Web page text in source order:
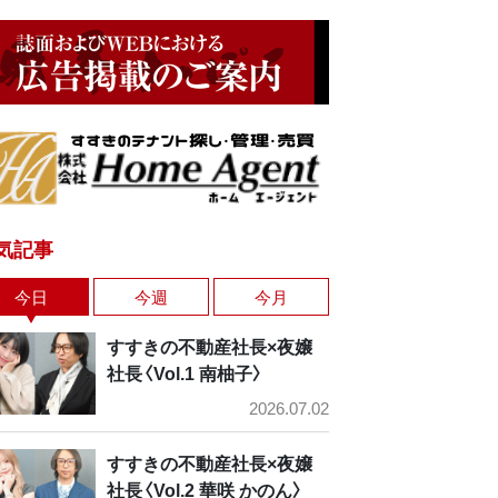
記事
今日 今週 今月
すすきの不動産社長×夜嬢
社長〈Vol.1 南柚子〉
2026.07.02
すすきの不動産社長×夜嬢
社長〈Vol.2 華咲 かのん〉